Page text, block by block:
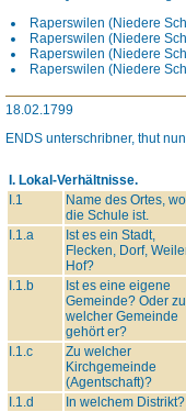
Raperswilen (Niedere
Raperswilen (Niedere
Raperswilen (Niedere
Raperswilen (Niedere
18.02.1799
ENDS unterschribner, thut
I. Lokal-Verhältnisse.
I.1
Name des Ortes, wo
die Schule ist.
I.1.a
Ist es ein Stadt,
Flecken, Dorf,
Hof?
I.1.b
Ist es eine eigene
Gemeinde? Oder zu
welcher Gemeinde
gehört er?
I.1.c
Zu welcher
Kirchgemeinde
(Agentschaft)?
I.1.d
In welchem Distrikt?